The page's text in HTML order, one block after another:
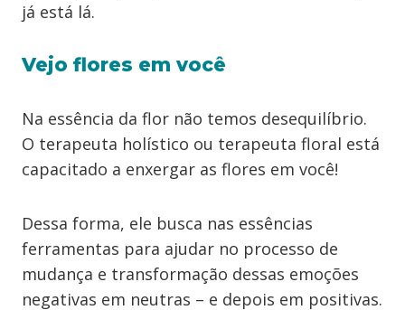
já está lá.
Vejo flores em você
Na essência da flor não temos desequilíbrio.
O terapeuta holístico ou terapeuta floral está
capacitado a enxergar as flores em você!
Dessa forma, ele busca nas essências
ferramentas para ajudar no processo de
mudança e transformação dessas emoções
negativas em neutras – e depois em positivas.